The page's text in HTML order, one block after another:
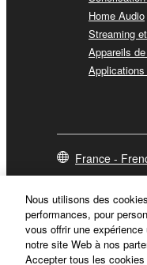
Home Audio
Streaming
Appareils
France -
Nous utilisons des
performances, pour
vous offrir une
notre site Web à nos
Accepter tous les